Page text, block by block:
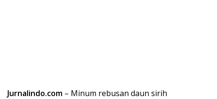
Jurnalindo.com – Minum rebusan daun sirih